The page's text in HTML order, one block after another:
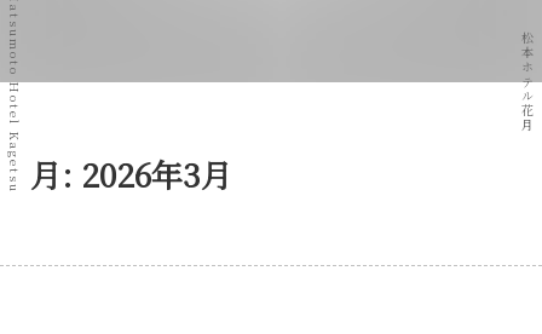
松本ホテル花月
月: 2026年3月
@ Matsumoto Hotel Kagetsu